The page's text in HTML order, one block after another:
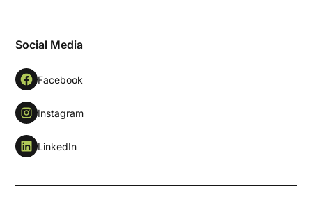
Social Media
Facebook
Instagram
LinkedIn